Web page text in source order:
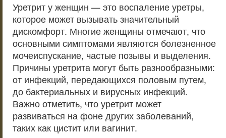
Уретрит у женщин — это воспаление уретры,
которое может вызывать значительный
дискомфорт. Многие женщины отмечают, что
основными симптомами являются болезненное
мочеиспускание, частые позывы и выделения.
Причины уретрита могут быть разнообразными:
от инфекций, передающихся половым путем,
до бактериальных и вирусных инфекций.
Важно отметить, что уретрит может
развиваться на фоне других заболеваний,
таких как цистит или вагинит.